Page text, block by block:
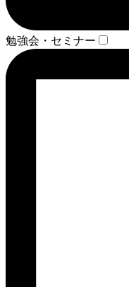
勉強会・セミナー